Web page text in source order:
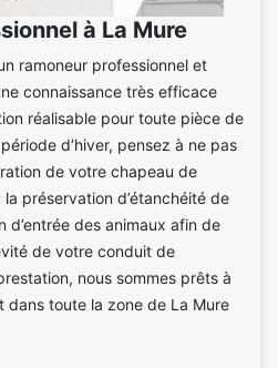
à La Mure
ramoneur professionnel et
connaissance très efficace
réalisable pour toute pièce de
d’hiver, pensez à ne pas
de votre chapeau de
préservation d’étanchéité de
d’entrée des animaux afin de
de votre conduit de
nous sommes prêts à
toute la zone de La Mure